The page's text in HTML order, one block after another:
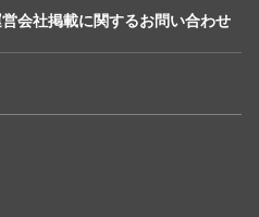
会社掲載に関するお問い合わせ